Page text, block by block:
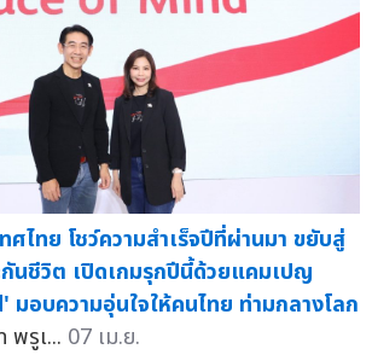
ศไทย โชว์ความสำเร็จปีที่ผ่านมา ขยับสู่
นชีวิต เปิดเกมรุกปีนี้ด้วยแคมเปญ
อบความอุ่นใจให้คนไทย ท่ามกลางโลก
รูเ... 07 เม.ย.